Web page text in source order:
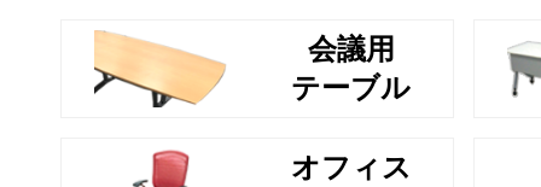
会議用
テーブル
オフィス